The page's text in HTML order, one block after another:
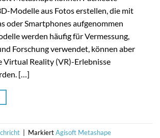
Modelle aus Fotos erstellen, die mit
oder Smartphones aufgenommen
werden häufig für Vermessung,
Forschung verwendet, können aber
Virtual Reality (VR)-Erlebnisse
[…]
MarkiertAgisoft Metashape